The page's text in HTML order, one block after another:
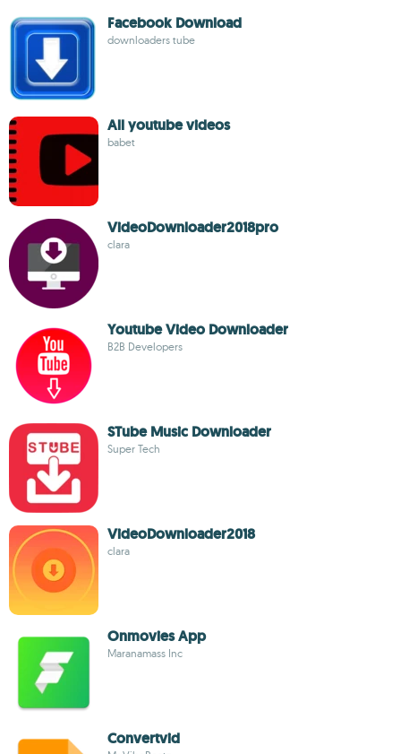
Facebook Download
downloaders tube
All youtube videos
babet
VideoDownloader2018pro
clara
Youtube Video Downloader
B2B Developers
STube Music Downloader
Super Tech
VideoDownloader2018
clara
Onmovies App
Maranamass Inc
Convertvid